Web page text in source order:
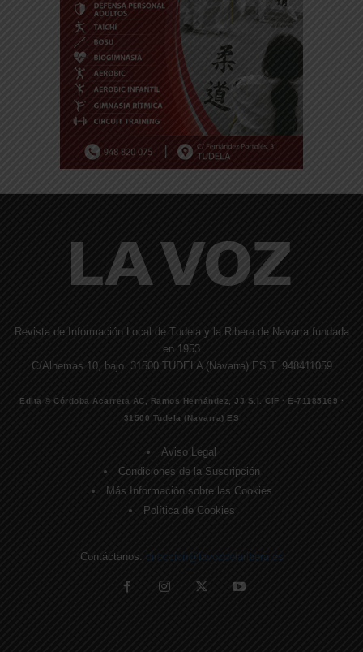
Revista de Información Local de Tudela y la Ribera de Navarra fundada
en 1953
C/Alhemas 10, bajo. 31500 TUDELA (Navarra) ES T. 948411059
Edita © Córdoba Acarreta AC, Ramos Hernández, JJ S.I. CIF · E-71185169 ·
31500 Tudela (Navarra) ES
Aviso Legal
Condiciones de la Suscripción
Más Información sobre las Cookies
Política de Cookies
Contáctanos: direccion@lavozdelaribera.es